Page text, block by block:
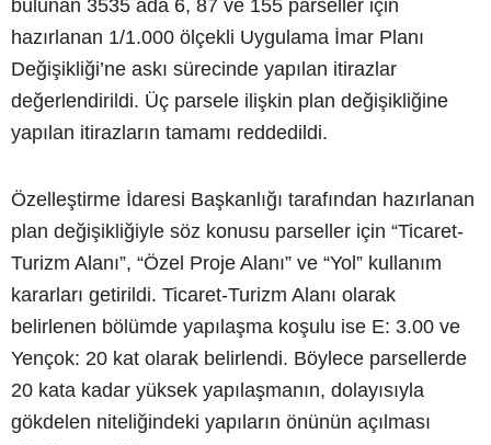
bulunan 3535 ada 6, 87 ve 155 parseller için
hazırlanan 1/1.000 ölçekli Uygulama İmar Planı
Değişikliği’ne askı sürecinde yapılan itirazlar
değerlendirildi. Üç parsele ilişkin plan değişikliğine
yapılan itirazların tamamı reddedildi.
Özelleştirme İdaresi Başkanlığı tarafından hazırlanan
plan değişikliğiyle söz konusu parseller için “Ticaret-
Turizm Alanı”, “Özel Proje Alanı” ve “Yol” kullanım
kararları getirildi. Ticaret-Turizm Alanı olarak
belirlenen bölümde yapılaşma koşulu ise E: 3.00 ve
Yençok: 20 kat olarak belirlendi. Böylece parsellerde
20 kata kadar yüksek yapılaşmanın, dolayısıyla
gökdelen niteliğindeki yapıların önünün açılması